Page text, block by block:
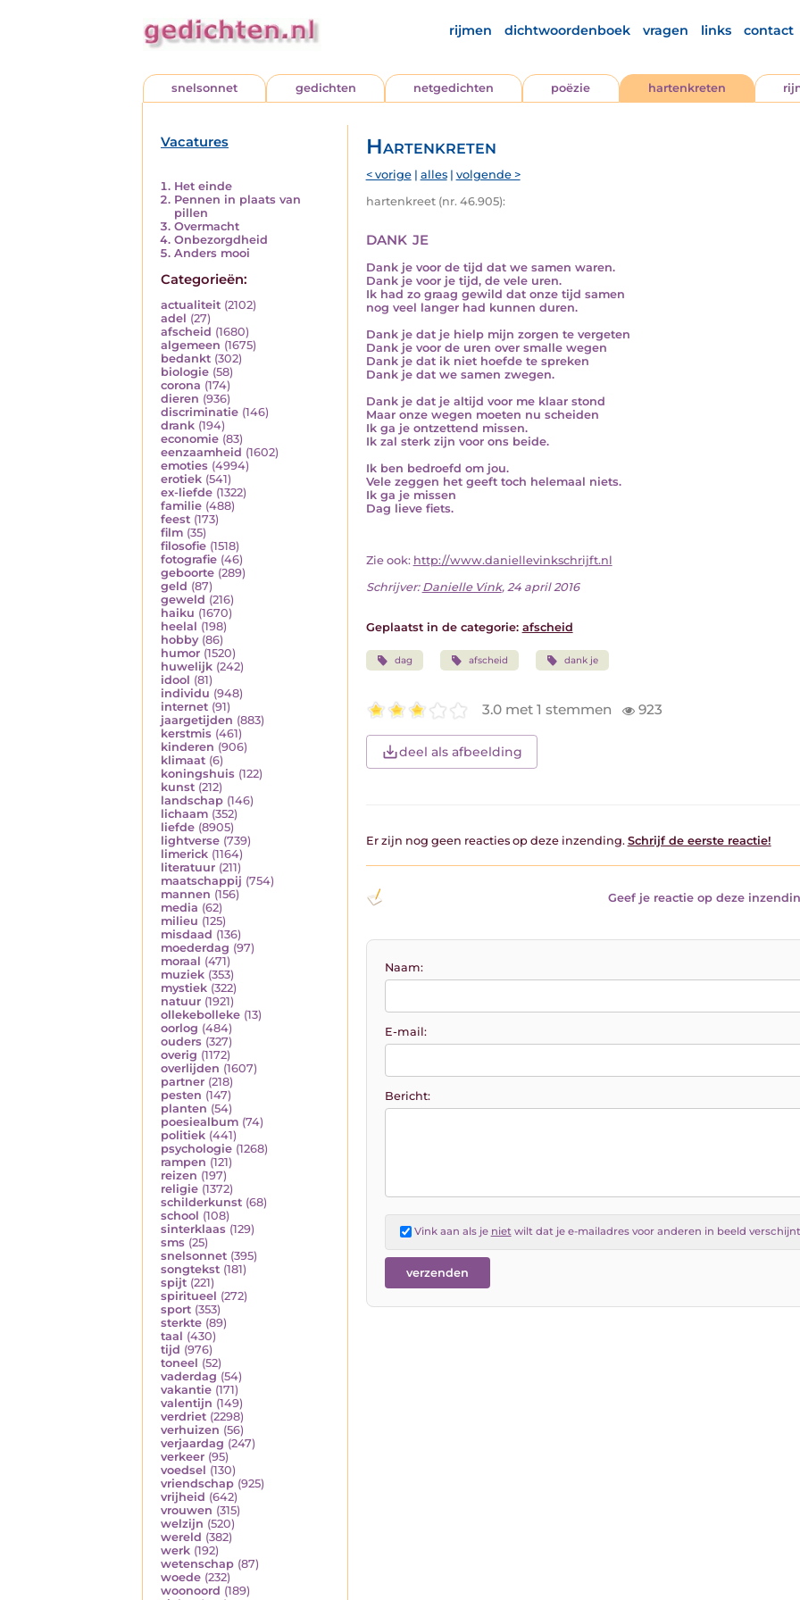
rijmen dichtwoordenboek vragen links contact
snelsonnet gedichten netgedichten poëzie hartenkreten
Vacatures
Het einde
Pennen in plaats van
pillen
Overmacht
Onbezorgdheid
Anders mooi
Categorieën:
actualiteit (2102)
adel (27)
afscheid (1680)
algemeen (1675)
bedankt (302)
biologie (58)
corona (174)
dieren (936)
discriminatie (146)
drank (194)
economie (83)
eenzaamheid (1602)
emoties (4994)
erotiek (541)
ex-liefde (1322)
familie (488)
feest (173)
film (35)
filosofie (1518)
fotografie (46)
geboorte (289)
geld (87)
geweld (216)
haiku (1670)
heelal (198)
hobby (86)
humor (1520)
huwelijk (242)
idool (81)
individu (948)
internet (91)
jaargetijden (883)
kerstmis (461)
kinderen (906)
klimaat (6)
koningshuis (122)
kunst (212)
landschap (146)
lichaam (352)
liefde (8905)
lightverse (739)
limerick (1164)
literatuur (211)
maatschappij (754)
mannen (156)
media (62)
milieu (125)
misdaad (136)
moederdag (97)
moraal (471)
muziek (353)
mystiek (322)
natuur (1921)
ollekebolleke (13)
oorlog (484)
ouders (327)
overig (1172)
overlijden (1607)
partner (218)
pesten (147)
planten (54)
poesiealbum (74)
politiek (441)
psychologie (1268)
rampen (121)
reizen (197)
religie (1372)
schilderkunst (68)
school (108)
sinterklaas (129)
sms (25)
snelsonnet (395)
songtekst (181)
spijt (221)
spiritueel (272)
sport (353)
sterkte (89)
taal (430)
tijd (976)
toneel (52)
vaderdag (54)
vakantie (171)
valentijn (149)
verdriet (2298)
verhuizen (56)
verjaardag (247)
verkeer (95)
voedsel (130)
vriendschap (925)
vrijheid (642)
vrouwen (315)
welzijn (520)
wereld (382)
werk (192)
wetenschap (87)
woede (232)
woonoord (189)
Hartenkreten
< vorige| alles| volgende >
hartenkreet (nr. 46.905):
dank je
Dank je voor de tijd dat we samen waren.
Dank je voor je tijd, de vele uren.
Ik had zo graag gewild dat onze tijd samen
nog veel langer had kunnen duren.
Dank je dat je hielp mijn zorgen te vergeten
Dank je voor de uren over smalle wegen
Dank je dat ik niet hoefde te spreken
Dank je dat we samen zwegen.
Dank je dat je altijd voor me klaar stond
Maar onze wegen moeten nu scheiden
Ik ga je ontzettend missen.
Ik zal sterk zijn voor ons beide.
Ik ben bedroefd om jou.
Vele zeggen het geeft toch helemaal niets.
Ik ga je missen
Dag lieve fiets.
Zie ook: http://www.daniellevinkschrijft.nl
Schrijver: Danielle Vink, 24 april 2016
Geplaatst in de categorie: afscheid
dag afscheid dank je
3.0 met 1 stemmen 923
deel als afbeelding
Er zijn nog geen reacties op deze inzending. Schrijf de eerste reactie!
Geef je reactie op deze
Naam:
E-mail:
Bericht:
Vink aan als je nietwilt dat je e-mailadres voor anderen in beeld verschijnt